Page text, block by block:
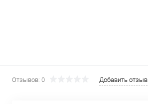
Отзывов: 0 Добавить отзыв